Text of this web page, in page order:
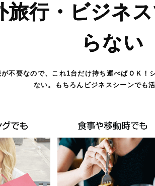
旅行・ビジネ
らない
不要なので、これ1台だけ持ち運べばＯＫ！
ない。もちろんビジネスシーンでも活